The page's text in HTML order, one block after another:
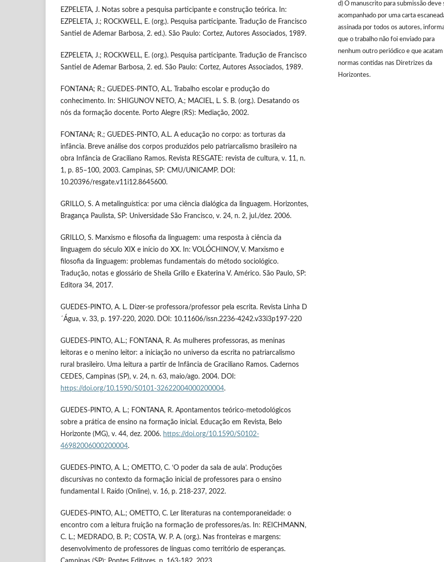
EZPELETA, J. Notas sobre a pesquisa participante e construção teórica. In:
EZPELETA, J.; ROCKWELL, E. (org.). Pesquisa participante. Tradução de Francisco
Santiel de Ademar Barbosa, 2. ed.). São Paulo: Cortez, Autores Associados, 1989.
EZPELETA, J.; ROCKWELL, E. (org.). Pesquisa participante. Tradução de Francisco
Santiel de Ademar Barbosa, 2. ed. São Paulo: Cortez, Autores Associados, 1989.
FONTANA; R.; GUEDES-PINTO, A.L. Trabalho escolar e produção do
conhecimento. In: SHIGUNOV NETO, A.; MACIEL, L. S. B. (org.). Desatando os
nós da formação docente. Porto Alegre (RS): Mediação, 2002.
FONTANA; R.; GUEDES-PINTO, A.L. A educação no corpo: as torturas da
infância. Breve análise dos corpos produzidos pelo patriarcalismo brasileiro na
obra Infância de Graciliano Ramos. Revista RESGATE: revista de cultura, v. 11, n.
1, p. 85–100, 2003. Campinas, SP: CMU/UNICAMP. DOI:
10.20396/resgate.v11i12.8645600.
GRILLO, S. A metalinguística: por uma ciência dialógica da linguagem. Horizontes,
Bragança Paulista, SP: Universidade São Francisco, v. 24, n. 2, jul./dez. 2006.
GRILLO, S. Marxismo e filosofia da linguagem: uma resposta à ciência da
linguagem do século XIX e início do XX. In: VOLÓCHINOV, V. Marxismo e
filosofia da linguagem: problemas fundamentais do método sociológico.
Tradução, notas e glossário de Sheila Grillo e Ekaterina V. Américo. São Paulo, SP:
Editora 34, 2017.
GUEDES-PINTO, A. L. Dizer-se professora/professor pela escrita. Revista Linha D
´Água, v. 33, p. 197-220, 2020. DOI: 10.11606/issn.2236-4242.v33i3p197-220
GUEDES-PINTO, A.L.; FONTANA, R. As mulheres professoras, as meninas
leitoras e o menino leitor: a iniciação no universo da escrita no patriarcalismo
rural brasileiro. Uma leitura a partir de Infância de Graciliano Ramos. Cadernos
CEDES, Campinas (SP), v. 24, n. 63, maio/ago. 2004. DOI:
https://doi.org/10.1590/S0101-32622004000200004.
GUEDES-PINTO, A. L.; FONTANA, R. Apontamentos teórico-metodológicos
sobre a prática de ensino na formação inicial. Educação em Revista, Belo
Horizonte (MG), v. 44, dez. 2006. https://doi.org/10.1590/S0102-
46982006000200004.
GUEDES-PINTO, A. L.; OMETTO, C. ‘O poder da sala de aula’. Produções
discursivas no contexto da formação inicial de professores para o ensino
fundamental I. Raído (Online), v. 16, p. 218-237, 2022.
GUEDES-PINTO, A.L.; OMETTO, C. Ler literaturas na contemporaneidade: o
encontro com a leitura fruição na formação de professores/as. In: REICHMANN,
C. L.; MEDRADO, B. P.; COSTA, W. P. A. (org.). Nas fronteiras e margens:
desenvolvimento de professores de línguas como território de esperanças.
d) O manuscrito para submissão deve
acompanhado por uma carta
assinada por todos os autores,
que o trabalho não foi enviado para
nenhum outro periódico e que acatam
normas contidas nas Diretrizes da
Horizontes.